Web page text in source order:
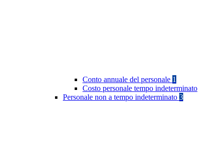
Conto annuale del personale 1
Costo personale tempo indeterminato
Personale non a tempo indeterminato 3